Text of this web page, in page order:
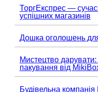
ТоргЕкспрес —
успішних магазинів
Дошка оголошень
Мистецтво
пакування від
Будівельна